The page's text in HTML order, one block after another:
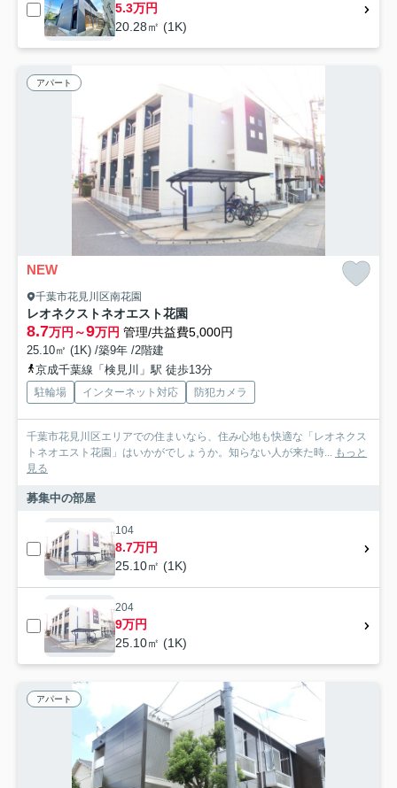
5.3万円
20.28㎡ (1K)
アパート
NEW
千葉市花見川区南花園
レオネクストネオエスト花園
8.7万円～9万円 管理/共益費5,000円
25.10㎡ (1K) /築9年 /2階建
京成千葉線「検見川」駅 徒歩13分
駐輪場 インターネット対応 防犯カメラ
千葉市花見川区エリアでの住まいなら、住み心地も快適な「レオネクス
トネオエスト花園」はいかがでしょうか。知らない人が来た時... もっと
見る
募集中の部屋
104
8.7万円
25.10㎡ (1K)
204
9万円
25.10㎡ (1K)
アパート